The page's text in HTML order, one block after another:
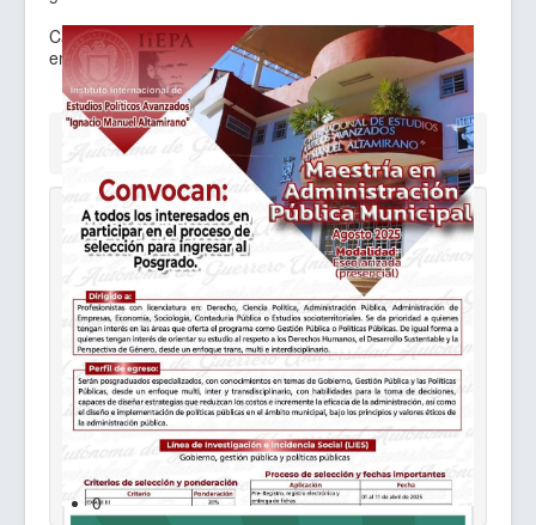
Cambios constitucionales en guerrero: ¿adaptación al
entorno o brindis al sol? 2019.
Está aquí: Inicio
Núcleo Académico
Uncategorised
Dr. Eudocio Téllez Santiago
Convocatoria MAPM
0